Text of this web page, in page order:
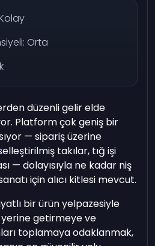
Orta
düzenli gelir elde
Platform çok geniş bir
— sipariş üzerine
takılar, tığ işi
— dolayısıyla ne kadar niş
için alıcı kitlesi mevcut.
bir ürün yelpazesiyle
getirmeye ve
toplamaya odaklanmak,